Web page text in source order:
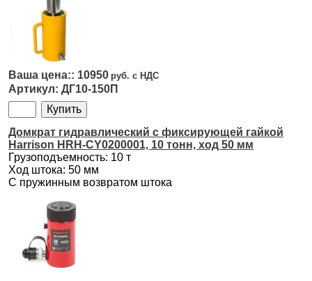
10950
ДГ10-150П
Домкрат гидравлический с фиксирующей гайкой
Harrison HRH-CY0200001, 10 тонн, ход 50 мм
Грузоподъемность: 10 т
Ход штока: 50 мм
С пружинным возвратом штока